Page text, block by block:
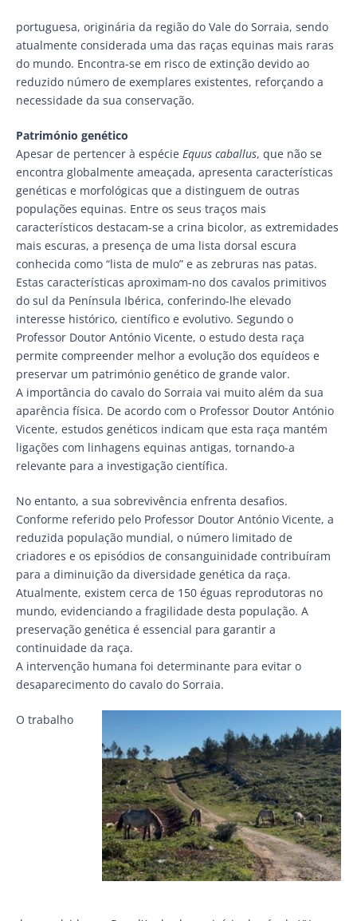
portuguesa, originária da região do Vale do Sorraia, sendo
atualmente considerada uma das raças equinas mais raras
do mundo. Encontra-se em risco de extinção devido ao
reduzido número de exemplares existentes, reforçando a
necessidade da sua conservação.
Património genético
Apesar de pertencer à espécie Equus caballus, que não se
encontra globalmente ameaçada, apresenta características
genéticas e morfológicas que a distinguem de outras
populações equinas. Entre os seus traços mais
característicos destacam-se a crina bicolor, as extremidades
mais escuras, a presença de uma lista dorsal escura
conhecida como “lista de mulo” e as zebruras nas patas.
Estas características aproximam-no dos cavalos primitivos
do sul da Península Ibérica, conferindo-lhe elevado
interesse histórico, científico e evolutivo. Segundo o
Professor Doutor António Vicente, o estudo desta raça
permite compreender melhor a evolução dos equídeos e
preservar um património genético de grande valor.
A importância do cavalo do Sorraia vai muito além da sua
aparência física. De acordo com o Professor Doutor António
Vicente, estudos genéticos indicam que esta raça mantém
ligações com linhagens equinas antigas, tornando-a
relevante para a investigação científica.
No entanto, a sua sobrevivência enfrenta desafios.
Conforme referido pelo Professor Doutor António Vicente, a
reduzida população mundial, o número limitado de
criadores e os episódios de consanguinidade contribuíram
para a diminuição da diversidade genética da raça.
Atualmente, existem cerca de 150 éguas reprodutoras no
mundo, evidenciando a fragilidade desta população. A
preservação genética é essencial para garantir a
continuidade da raça.
A intervenção humana foi determinante para evitar o
desaparecimento do cavalo do Sorraia.
O trabalho